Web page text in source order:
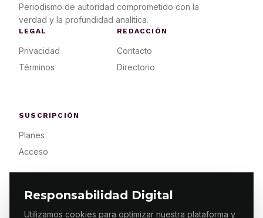
Responsabilidad Digital
Utilizamos cookies para optimizar nuestra plataforma y
Periodismo de autoridad comprometido con la
verdad y la profundidad analítica.
LEGAL
Privacidad
Términos
REDACCIÓN
Contacto
Directorio
SUSCRIPCIÓN
Planes
Acceso